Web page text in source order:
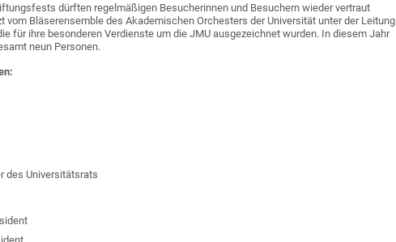
dürften regelmäßigen Besucherinnen und Besuchern wieder vertraut
Bläserensemble des Akademischen Orchesters der Universität unter der Leitung
für ihre besonderen Verdienste um die JMU ausgezeichnet wurden. In diesem Jahr
neun Personen.
des Universitätsrats